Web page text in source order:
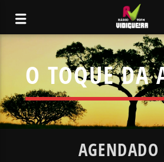
O TOQUE DA
AGENDADO